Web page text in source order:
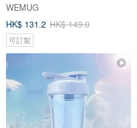
WEMUG
HK$ 131.2 HK$ 149.0
可訂製